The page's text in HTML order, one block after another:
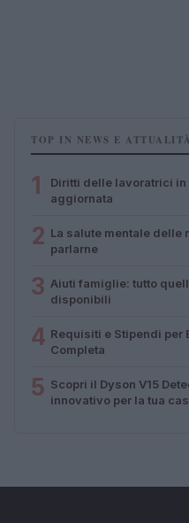
TOP IN NEWS E ATTUALITÀ
1
Diritti delle lavoratrici
aggiornata
2 La salute mentale delle
parlarne
3 Aiuti famiglie: tutto
disponibili
4 Requisiti e Stipendi per
Completa
5 Scopri il Dyson V15
innovativo per la tua